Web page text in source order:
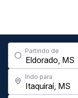
Partindo de
Indo para